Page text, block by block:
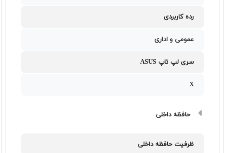
رده کاربردی
عمومی و اداری
سری لپ تاپ ASUS
X
حافظه داخلی
ظرفیت حافظه داخلی